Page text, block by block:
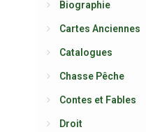
Biographie
Cartes Anciennes
Catalogues
Chasse Pêche
Contes et Fables
Droit